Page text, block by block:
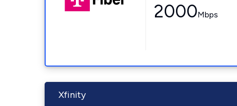
2000Mbps
Xfinity